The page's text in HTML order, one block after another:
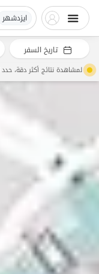
ایزدشهر
تاريخ السفر
لمشاهدة نتائج أكثر دقة، حدد